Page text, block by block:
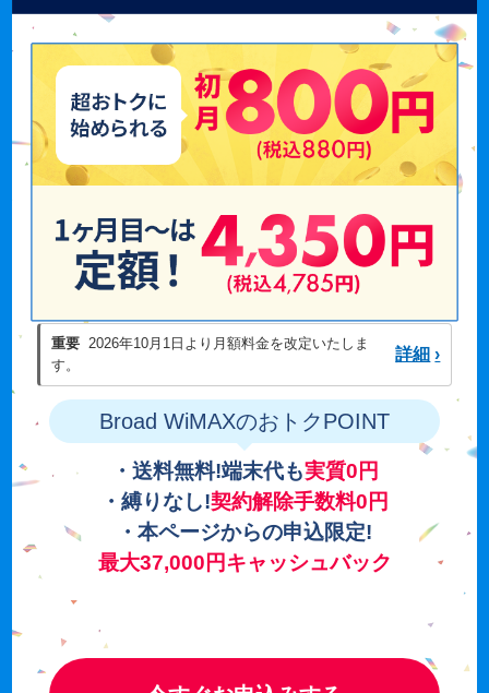
重要
2026年10月1日より月額料金を改定いたしま
す。
詳細 ›
Broad WiMAXのおトクPOINT
・送料無料!端末代も実質0円
・縛りなし!契約解除手数料0円
・本ページからの申込限定!
最大37,000円キャッシュバック